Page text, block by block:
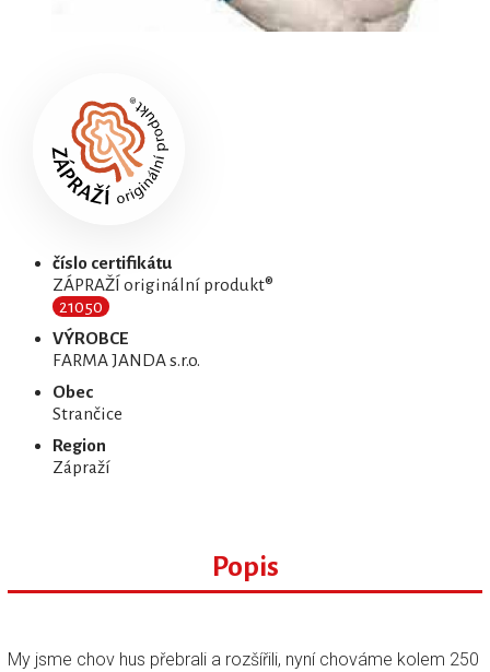
číslo certifikátu
ZÁPRAŽÍ originální produkt®
21050
VÝROBCE
FARMA JANDA s.r.o.
Obec
Strančice
Region
Zápraží
Popis
My jsme chov hus přebrali a rozšířili, nyní chováme kolem 250